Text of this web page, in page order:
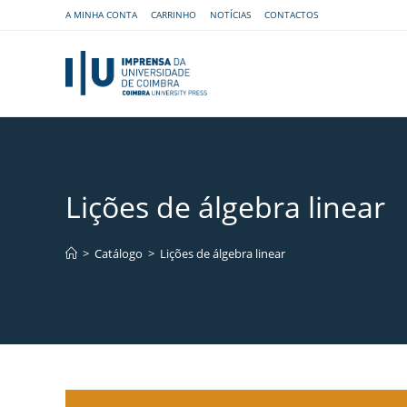
A MINHA CONTA CARRINHO NOTÍCIAS CONTACTOS
Lições de álgebra linear
> Catálogo > Lições de álgebra linear